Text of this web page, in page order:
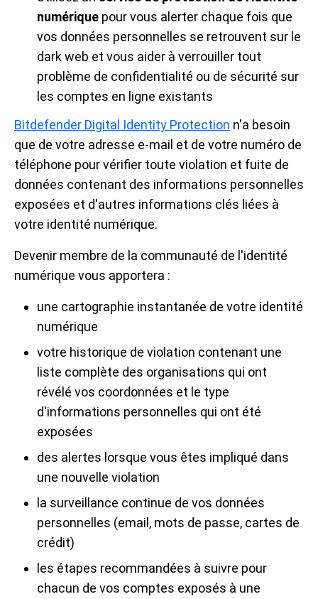
numérique pour vous alerter chaque fois que
vos données personnelles se retrouvent sur le
dark web et vous aider à verrouiller tout
problème de confidentialité ou de sécurité sur
les comptes en ligne existants
Bitdefender Digital Identity Protection n'a besoin
que de votre adresse e-mail et de votre numéro de
téléphone pour vérifier toute violation et fuite de
données contenant des informations personnelles
exposées et d'autres informations clés liées à
votre identité numérique.
Devenir membre de la communauté de l'identité
numérique vous apportera :
une cartographie instantanée de votre identité
numérique
votre historique de violation contenant une
liste complète des organisations qui ont
révélé vos coordonnées et le type
d'informations personnelles qui ont été
exposées
des alertes lorsque vous êtes impliqué dans
une nouvelle violation
la surveillance continue de vos données
personnelles (email, mots de passe, cartes de
crédit)
les étapes recommandées à suivre pour
chacun de vos comptes exposés à une